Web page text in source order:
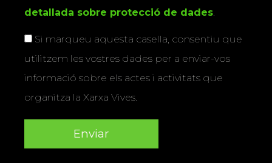
detallada sobre protecció de dades.
Si marqueu aquesta casella, consentiu que
utilitzem les vostres dades per a enviar-vos
informació sobre els actes i activitats que
organitza la Xarxa Vives.